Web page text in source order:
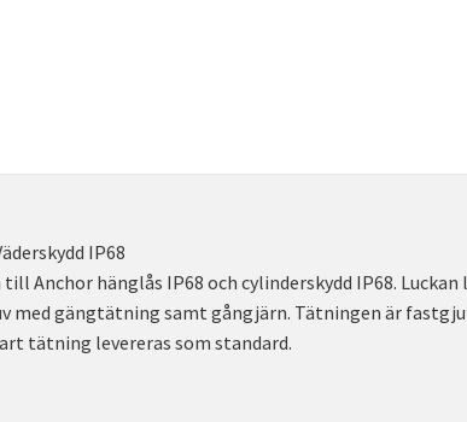
IP68
till Anchor hänglås IP68 och cylinderskydd IP68. Luckan
med gängtätning samt gångjärn. Tätningen är
tätning levereras som standard.